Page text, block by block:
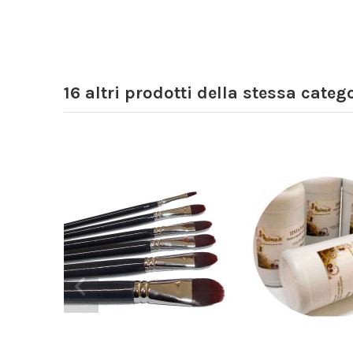
16 altri prodotti della stessa